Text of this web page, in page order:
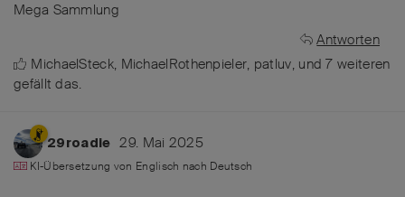
Mega Sammlung
Antworten
MichaelSteck, MichaelRothenpieler, patluv, und7 weiteren
gefällt das.
29roadie 29. Mai 2025
KI-Übersetzung von Englisch nach Deutsch